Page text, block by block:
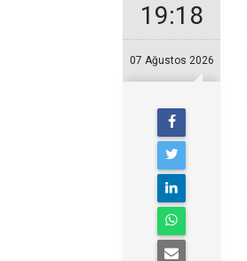
19:18
07 Ağustos 2026